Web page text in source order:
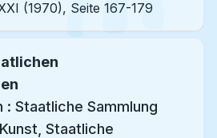
(1970), Seite 167-179
: Staatliche Sammlung
Staatliche